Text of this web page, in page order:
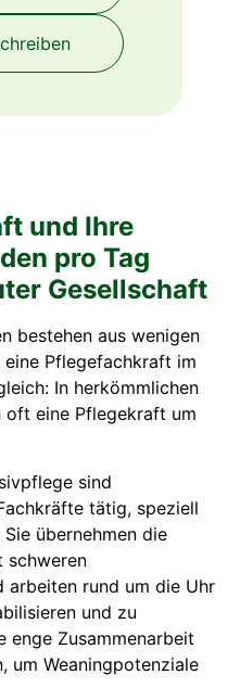
und Ihre
pro Tag
Gesellschaft
bestehen aus wenigen
Pflegefachkraft im
In herkömmlichen
oft eine Pflegekraft um
sind
tätig, speziell
übernehmen die
schweren
arbeiten rund um die Uhr
und zu
enge Zusammenarbeit
um Weaningpotenziale